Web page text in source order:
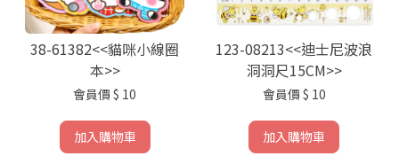
38-61382<<貓咪小線圈
本>>
會員價 $ 10
加入購物車
123-08213<<迪士尼波浪
洞洞尺15CM>>
會員價 $ 10
加入購物車